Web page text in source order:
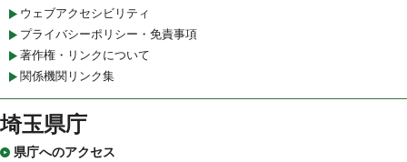
ウェブアクセシビリティ
プライバシーポリシー・免責事項
著作権・リンクについて
関係機関リンク集
埼玉県庁
県庁へのアクセス